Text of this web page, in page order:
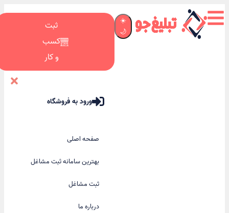
☀️
🌙
ثبت
کسب
و کار
ورود به فروشگاه
صفحه اصلی
بهترین سامانه ثبت مشاغل
ثبت مشاغل
درباره ما